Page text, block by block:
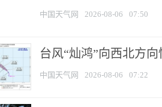
中国天气网 2026-08-06 07:50
台风“灿鸿”向西北方
中国天气网 2026-08-06 07:22